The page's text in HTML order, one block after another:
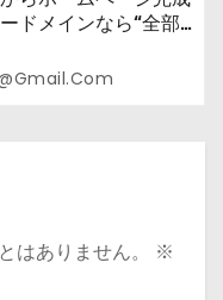
ドメインなら“全部
タート
はありません。
※